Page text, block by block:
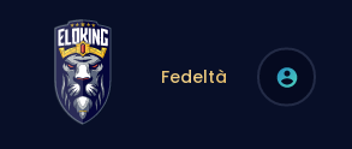
Fedeltà